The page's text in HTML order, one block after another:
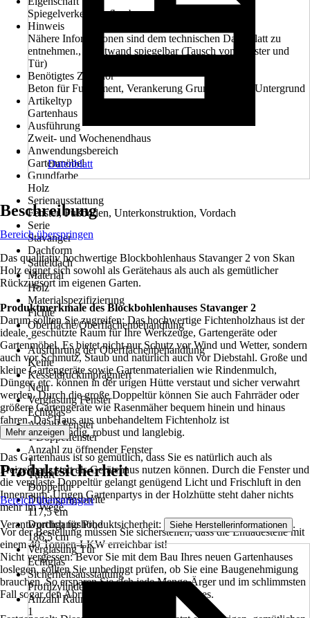
Spiegelverkehrt aufbaubar
Hinweis
Nähere Informationen sind dem technischen Datenblatt zu
entnehmen., Frontwand spiegelbar (Tausch von Fenster und
Tür)
Benötigtes Zubehör
Beton für Fundament, Verankerung Grundlager mit Untergrund
Artikeltyp
Gartenhaus
Ausführung
Zweit- und Wochenendhaus
Anwendungsbereich
Gartenmöbel
Grundfarbe
Holz
Serienausstattung
Fenster, Fußboden, Unterkonstruktion, Vordach
Serie
Stavanger
Dachform
Satteldach
Material
Holz
Materialspezifizierung
Fichte
Oberfläche/Oberflächenbehandlung
-
Ausführung der Oberflächenbehandlung
Keine
Kesseldruckimprägniert
Nein
Verglasung Fenster
Echtglas
Anzahl Fenster
1 Doppelfenster
Anzahl zu öffnender Fenster
1
Türart
Doppeltür
Durchgangsbreite
117,5 cm
Durchgangshöhe
186,5 cm
Verglasung Tür
Echtglas
Sicherheitsausstattung
Profilzylinderschloss
Anzahl Räume
1
Datenblatt
Beschreibung
Bereich überspringen
Das qualitativ hochwertige Blockbohlenhaus Stavanger 2 von Skan
Holz eignet sich sowohl als Gerätehaus als auch als gemütlicher
Rückzugsort im eigenen Garten.
Produktmerkmale des Blockbohlenhauses Stavanger 2
Darum sollten Sie zugreifen: Das hochwertige Fichtenholzhaus ist der
ideale, geschützte Raum für Ihre Werkzeuge, Gartengeräte oder
Gartenmöbel. Es bietet nicht nur Schutz vor Wind und Wetter, sondern
auch vor Schmutz, Staub und natürlich auch vor Diebstahl. Große und
kleine Gartengeräte sowie Gartenmaterialien wie Rindenmulch,
Dünger, etc. können in der urigen Hütte verstaut und sicher verwahrt
werden. Durch die große Doppeltür können Sie auch Fahrräder oder
größere Gartengeräte wie Rasenmäher bequem hinein und hinaus
fahren. Das Haus aus unbehandeltem Fichtenholz ist
witterungsbeständig, robust und langlebig.
Das Gartenhaus ist so gemütlich, dass Sie es natürlich auch als
Freizeithaus statt als Gerätehaus nutzen können. Durch die Fenster und
die verglaste Doppeltür gelangt genügend Licht und Frischluft in den
Innenraum. Urigen Gartenpartys in der Holzhütte steht daher nichts
mehr im Wege.
Vor der Bestellung müssen Sie sicherstellen, dass die Entladestelle mit
einem 40 Tonnen-LKW erreichbar ist!
Nicht vergessen: Bevor Sie mit dem Bau Ihres neuen Gartenhauses
loslegen, sollten Sie unbedingt prüfen, ob Sie eine Baugenehmigung
brauchen. So ersparen Sie sich jede Menge Ärger und im schlimmsten
Fall sogar den Abriss des fertig erstellten Hauses.
Mehr anzeigen
Produktsicherheit
Bereich überspringen
Verantwortlich für Produktsicherheit: Siehe Herstellerinformationen .